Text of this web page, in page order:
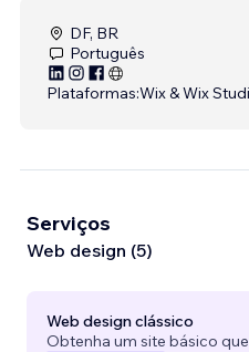
DF, BR
Português
Plataformas:Wix & Wix
Serviços
Web design (5)
Web design clássico
Obtenha um site básico